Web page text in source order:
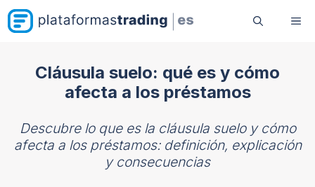
Saltar
al
Cláusula suelo: qué es y cómo
afecta a los préstamos
Descubre lo que es la cláusula suelo y cómo
afecta a los préstamos: definición, explicación
y consecuencias